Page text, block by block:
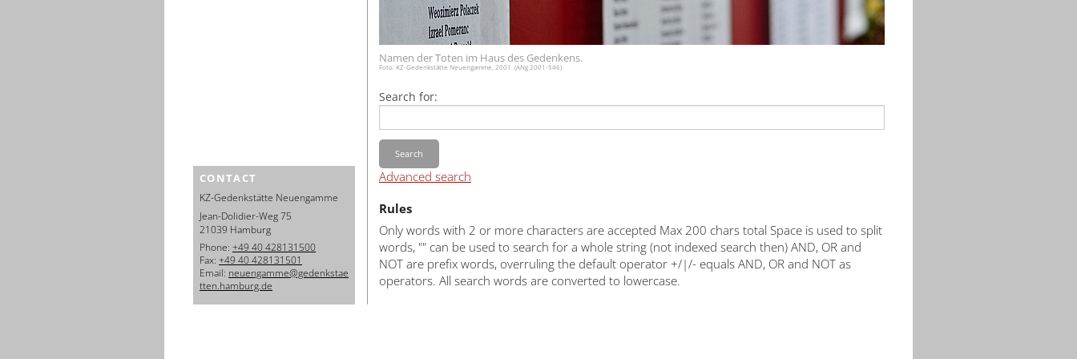
日本語
Namen der Toten im Haus des Gedenkens.
Foto: KZ-Gedenkstätte Neuengamme, 2001. (ANg 2001-546)
Search for:
Search
Advanced search
Rules
Only words with 2 or more characters are accepted Max 200 chars total Space is used to split
words, "" can be used to search for a whole string (not indexed search then) AND, OR and
NOT are prefix words, overruling the default operator +/|/- equals AND, OR and NOT as
operators. All search words are converted to lowercase.
CONTACT
KZ-Gedenkstätte Neuengamme
Jean-Dolidier-Weg 75
21039 Hamburg
Phone: +49 40 428131500
Fax: +49 40 428131501
Email: neuengamme@gedenkstae
tten.hamburg.de